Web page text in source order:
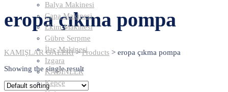
Balya Makinesi
Çapa Makinesi
Ekim Makinesi
Gübre Serpme
İlaç Makinesi
Izgara
KABİNLER
Kepçe
eropa çıkma pompa
KAMIŞLAR GALERİ>Products > eropa çıkma pompa
Showing the single result